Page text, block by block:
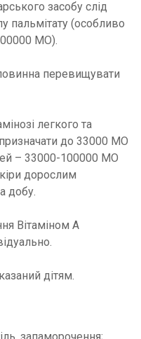
засобу слід
пальмітату (особливо
МО).
перевищувати
легкого та
до 33000 МО
– 33000-100000 МО
дорослим
добу.
Вітаміном А
дітям.